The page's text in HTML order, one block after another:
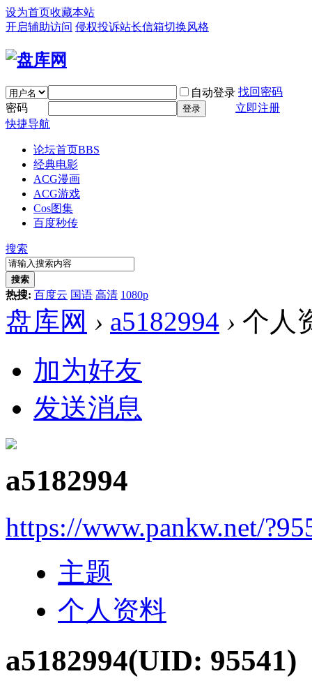
设为首页收藏本站
开启辅助访问 侵权投诉站长信箱切换风格
自动登录 找回密码
密码
登录
立即注册
快捷导航
论坛首页BBS
经典电影
ACG漫画
ACG游戏
Cos图集
百度秒传
搜索
搜索
热搜: 百度云 国语 高清 1080p
盘库网 › a5182994 › 个人
加为好友
发送消息
a5182994
https://www.pankw.net/
主题
个人资料
a5182994(UID: 95541)